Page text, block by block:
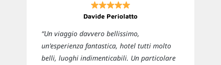
Davide Periolatto
“Un viaggio davvero bellissimo,
un'esperienza fantastica, hotel tutti molto
belli, luoghi indimenticabili. Un particolare